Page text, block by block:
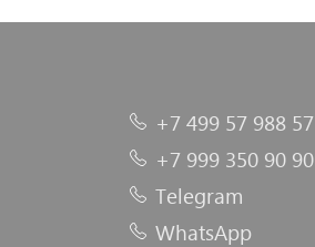
+7 499 57 988 57
+7 999 350 90 90
Telegram
WhatsApp